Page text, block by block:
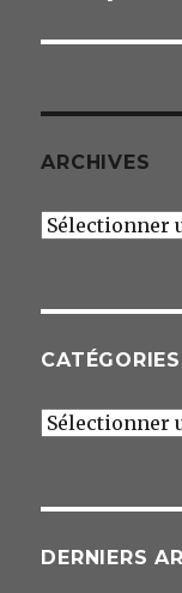
ARCHIVES
Archives
CATÉGORIES
Catégories
DERNIERS